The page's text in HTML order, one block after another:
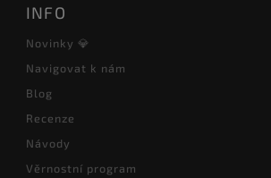
INFO
Novinky 💎
Navigovat k nám
Blog
Recenze
Návody
Věrnostní program